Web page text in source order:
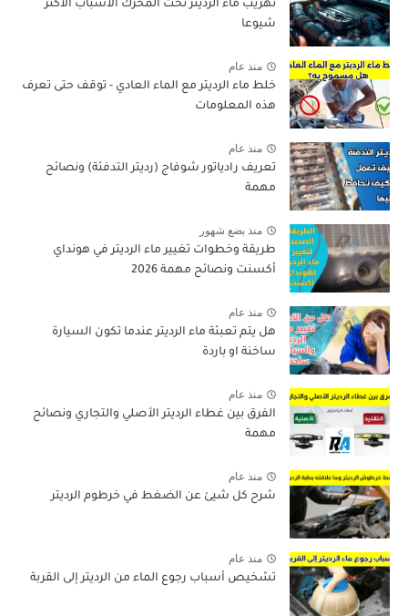
تهريب ماء الرديتر تحت المحرك الأسباب الأكثر
شيوعا
منذ عام
خلط ماء الرديتر مع الماء العادي - توقف حتى تعرف
هذه المعلومات
منذ عام
تعريف رادياتور شوفاج (رديتر التدفئة) ونصائح
مهمة
منذ بضع شهور
طريقة وخطوات تغيير ماء الرديتر في هونداي
أكسنت ونصائح مهمة 2026
منذ عام
هل يتم تعبئة ماء الرديتر عندما تكون السيارة
ساخنة او باردة
منذ عام
الفرق بين غطاء الرديتر الأصلي والتجاري ونصائح
مهمة
منذ عام
شرح كل شيئ عن الضغط في خرطوم الرديتر
منذ عام
تشخيص أسباب رجوع الماء من الرديتر إلى القربة